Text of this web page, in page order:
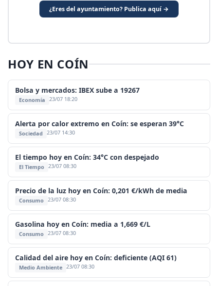
¿Eres del ayuntamiento? Publica aquí →
HOY EN COÍN
Bolsa y mercados: IBEX sube a 19267
Economía 23/07 18:20
Alerta por calor extremo en Coín: se esperan 39°C
Sociedad 23/07 14:30
El tiempo hoy en Coín: 34°C con despejado
El Tiempo 23/07 08:30
Precio de la luz hoy en Coín: 0,201 €/kWh de media
Consumo 23/07 08:30
Gasolina hoy en Coín: media a 1,669 €/L
Consumo 23/07 08:30
Calidad del aire hoy en Coín: deficiente (AQI 61)
Medio Ambiente 23/07 08:30